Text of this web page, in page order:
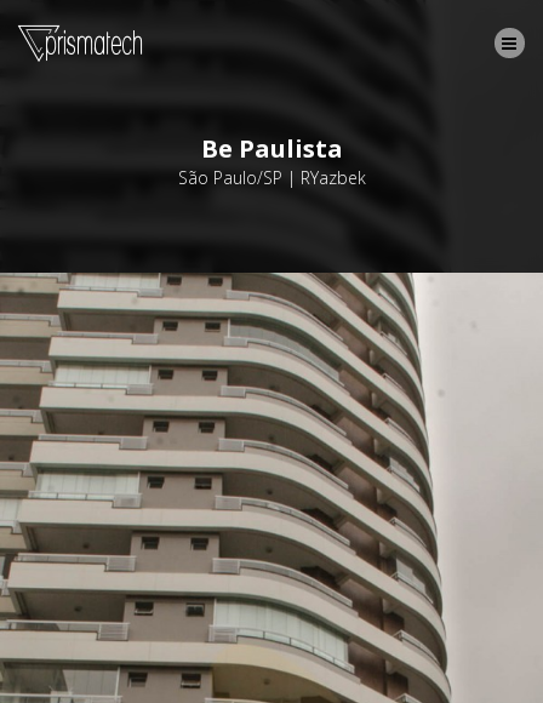
Be Paulista
São Paulo/SP | RYazbek